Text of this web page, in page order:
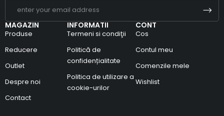
MAGAZIN
Produse
Reducere
Outlet
Despre noi
Contact
INFORMATII
Termeni si condiţii
Politică de
confidențialitate
Politica de utilizare a
cookie-urilor
CONT
Cos
Contul meu
Comenzile mele
Wishlist